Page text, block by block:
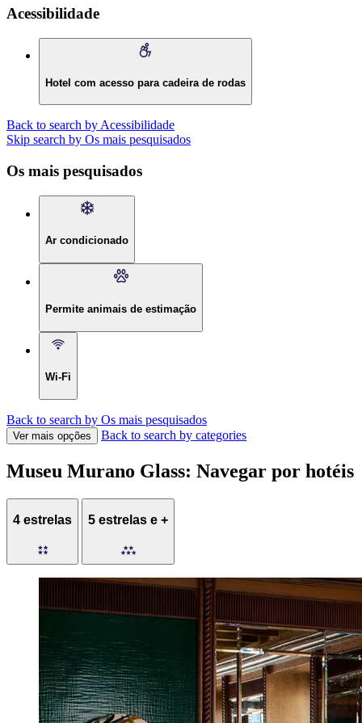
Acessibilidade
Hotel com acesso para cadeira de rodas
Back to search by Acessibilidade
Skip search by Os mais pesquisados
Os mais pesquisados
Ar condicionado
Permite animais de estimação
Wi-Fi
Back to search by Os mais pesquisados
Ver mais opções Back to search by categories
Museu Murano Glass: Navegar por hotéis
4 estrelas 5 estrelas e +